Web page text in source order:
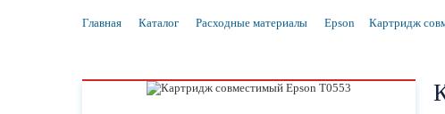
Главная Каталог Расходные материалы Epson Картридж